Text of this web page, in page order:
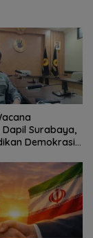
Surabaya,
Demokrasi